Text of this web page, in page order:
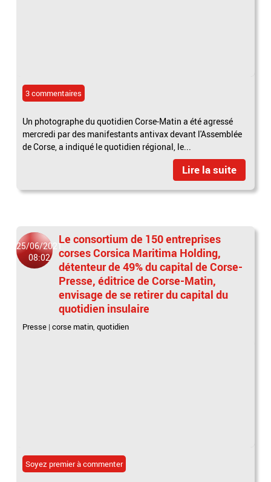
3 commentaires
Un photographe du quotidien Corse-Matin a été agressé
mercredi par des manifestants antivax devant l'Assemblée
de Corse, a indiqué le quotidien régional, le...
Lire la suite
25/06/2021
08:02
Le consortium de 150 entreprises
corses Corsica Maritima Holding,
détenteur de 49% du capital de Corse-
Presse, éditrice de Corse-Matin,
envisage de se retirer du capital du
quotidien insulaire
Presse |corse matin,quotidien
Soyez premier à commenter